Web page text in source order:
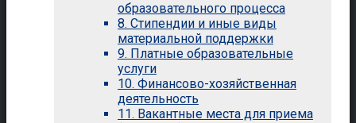
образовательного процесса
8. Стипендии и иные виды
материальной поддержки
9. Платные образовательные
услуги
10. Финансово-хозяйственная
деятельность
11. Вакантные места для приема